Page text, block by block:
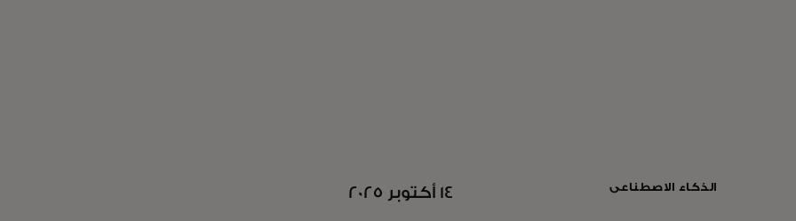
الذكاء الاصطناعي 14 أكتوبر 2025